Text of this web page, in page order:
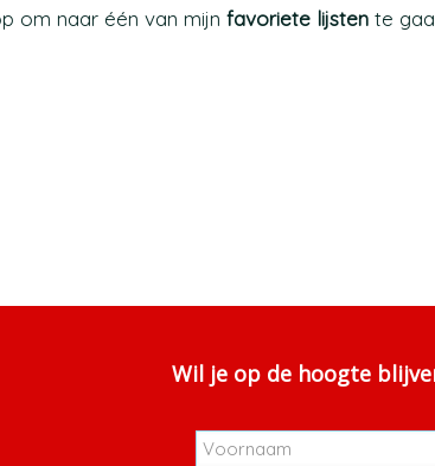
om naar één van mijn favoriete lijstente
Wil je op de hoogte